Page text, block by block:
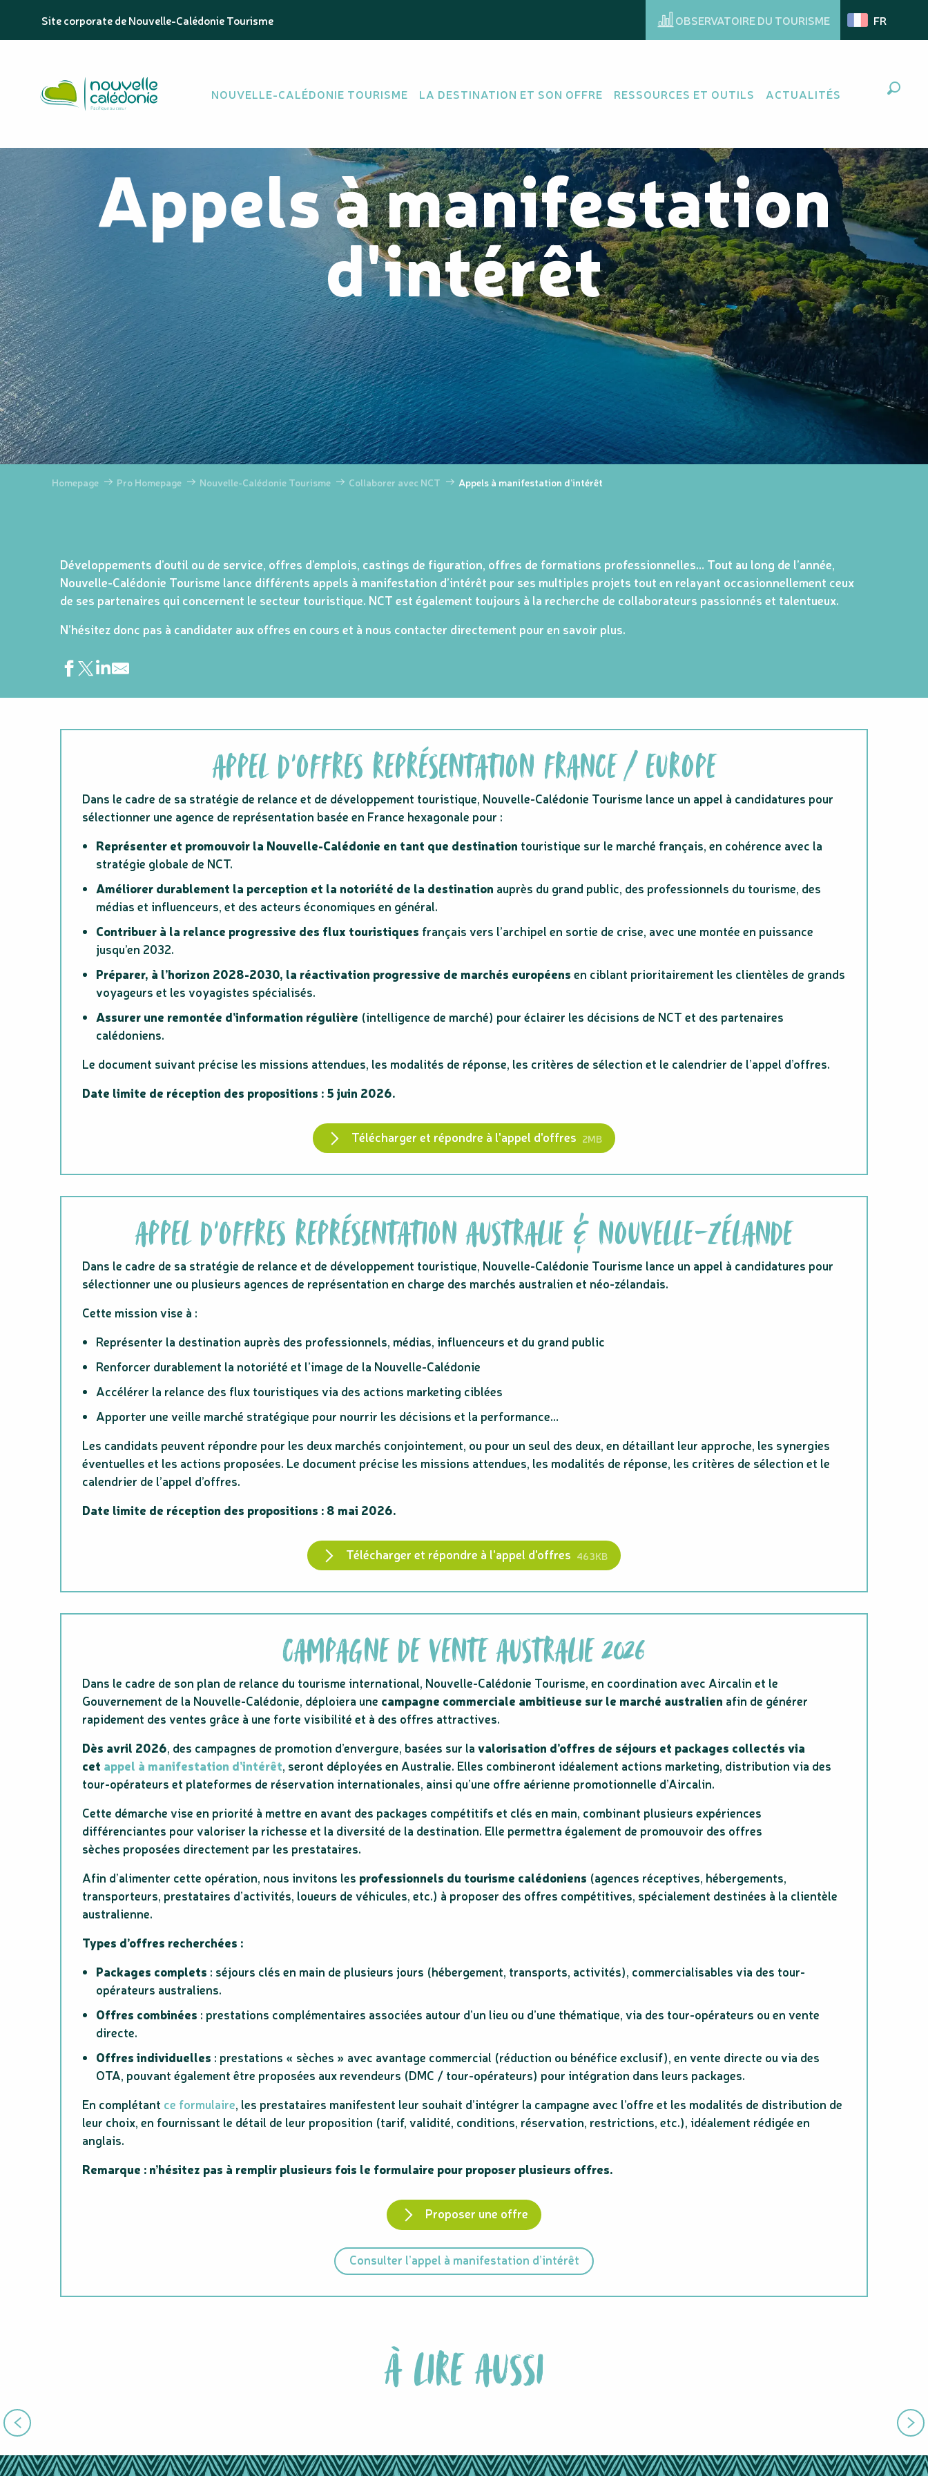
contenu
Site corporate de Nouvelle-Calédonie Tourisme OBSERVATOIRE DU TOURISME FR
NOUVELLE-CALÉDONIE TOURISME LA DESTINATION ET SON OFFRE RESSOURCES ET OUTILS ACTUALITÉS
Appels à manifestation
d'intérêt
Homepage Pro Homepage Nouvelle-Calédonie Tourisme Collaborer avec NCT Appels à manifestation d’intérêt
Développements d’outil ou de service, offres d’emplois, castings de figuration, offres de formations professionnelles… Tout au long de l’année,
Nouvelle-Calédonie Tourisme lance différents appels à manifestation d’intérêt pour ses multiples projets tout en relayant occasionnellement ceux
de ses partenaires qui concernent le secteur touristique. NCT est également toujours à la recherche de collaborateurs passionnés et talentueux.
N’hésitez donc pas à candidater aux offres en cours et à nous contacter directement pour en savoir plus.
APPEL D’OFFRES REPRÉSENTATION FRANCE / EUROPE
Dans le cadre de sa stratégie de relance et de développement touristique, Nouvelle-Calédonie Tourisme lance un appel à candidatures pour
sélectionner une agence de représentation basée en France hexagonale pour :
Représenter et promouvoir la Nouvelle-Calédonie en tant que destination touristique sur le marché français, en cohérence avec la
stratégie globale de NCT.
Améliorer durablement la perception et la notoriété de la destination auprès du grand public, des professionnels du tourisme, des
médias et influenceurs, et des acteurs économiques en général.
Contribuer à la relance progressive des flux touristiques français vers l’archipel en sortie de crise, avec une montée en puissance
jusqu’en 2032.
Préparer, à l’horizon 2028-2030, la réactivation progressive de marchés européens en ciblant prioritairement les clientèles de grands
voyageurs et les voyagistes spécialisés.
Assurer une remontée d’information régulière (intelligence de marché) pour éclairer les décisions de NCT et des partenaires
calédoniens.
Le document suivant précise les missions attendues, les modalités de réponse, les critères de sélection et le calendrier de l’appel d’offres.
Date limite de réception des propositions : 5 juin 2026.
Télécharger et répondre à l'appel d'offres 2MB
APPEL D’OFFRES REPRÉSENTATION AUSTRALIE & NOUVELLE-ZÉLANDE
Dans le cadre de sa stratégie de relance et de développement touristique, Nouvelle-Calédonie Tourisme lance un appel à candidatures pour
sélectionner une ou plusieurs agences de représentation en charge des marchés australien et néo-zélandais.
Cette mission vise à :
Représenter la destination auprès des professionnels, médias, influenceurs et du grand public
Renforcer durablement la notoriété et l’image de la Nouvelle-Calédonie
Accélérer la relance des flux touristiques via des actions marketing ciblées
Apporter une veille marché stratégique pour nourrir les décisions et la performance…
Les candidats peuvent répondre pour les deux marchés conjointement, ou pour un seul des deux, en détaillant leur approche, les synergies
éventuelles et les actions proposées. Le document précise les missions attendues, les modalités de réponse, les critères de sélection et le
calendrier de l’appel d’offres.
Date limite de réception des propositions : 8 mai 2026.
Télécharger et répondre à l'appel d'offres 463KB
CAMPAGNE DE VENTE AUSTRALIE 2026
Dans le cadre de son plan de relance du tourisme international, Nouvelle-Calédonie Tourisme, en coordination avec Aircalin et le
Gouvernement de la Nouvelle-Calédonie, déploiera une campagne commerciale ambitieuse sur le marché australien afin de générer
rapidement des ventes grâce à une forte visibilité et à des offres attractives.
Dès avril 2026, des campagnes de promotion d’envergure, basées sur la valorisation d’offres de séjours et packages collectés via
cet appel à manifestation d’intérêt, seront déployées en Australie. Elles combineront idéalement actions marketing, distribution via des
tour-opérateurs et plateformes de réservation internationales, ainsi qu’une offre aérienne promotionnelle d’Aircalin.
Cette démarche vise en priorité à mettre en avant des packages compétitifs et clés en main, combinant plusieurs expériences
différenciantes pour valoriser la richesse et la diversité de la destination. Elle permettra également de promouvoir des offres
sèches proposées directement par les prestataires.
Afin d’alimenter cette opération, nous invitons les professionnels du tourisme calédoniens (agences réceptives, hébergements,
transporteurs, prestataires d’activités, loueurs de véhicules, etc.) à proposer des offres compétitives, spécialement destinées à la clientèle
australienne.
Types d’offres recherchées :
Packages complets : séjours clés en main de plusieurs jours (hébergement, transports, activités), commercialisables via des tour-
opérateurs australiens.
Offres combinées : prestations complémentaires associées autour d’un lieu ou d’une thématique, via des tour-opérateurs ou en vente
directe.
Offres individuelles : prestations « sèches » avec avantage commercial (réduction ou bénéfice exclusif), en vente directe ou via des
OTA, pouvant également être proposées aux revendeurs (DMC / tour-opérateurs) pour intégration dans leurs packages.
En complétant ce formulaire, les prestataires manifestent leur souhait d’intégrer la campagne avec l’offre et les modalités de distribution de
leur choix, en fournissant le détail de leur proposition (tarif, validité, conditions, réservation, restrictions, etc.), idéalement rédigée en
anglais.
Remarque : n’hésitez pas à remplir plusieurs fois le formulaire pour proposer plusieurs offres.
Proposer une offre
Consulter l’appel à manifestation d’intérêt
À LIRE AUSSI